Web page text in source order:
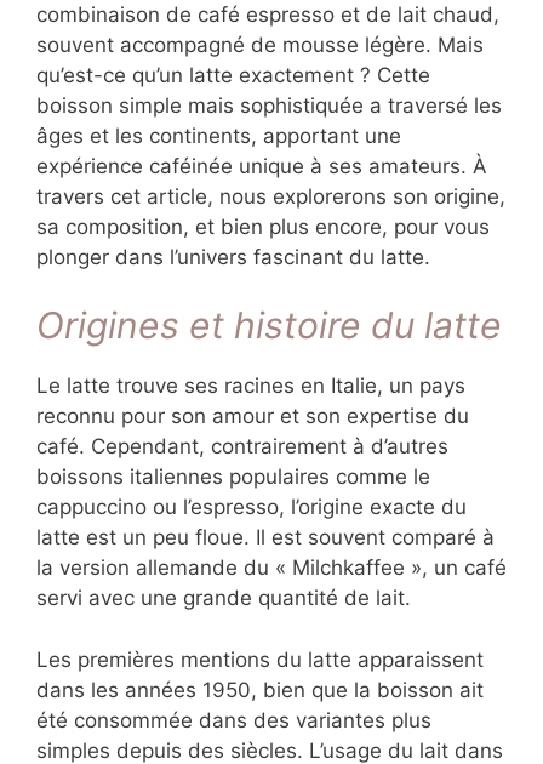
combinaison de café espresso et de lait chaud,
souvent accompagné de mousse légère. Mais
qu’est-ce qu’un latte exactement ? Cette
boisson simple mais sophistiquée a traversé les
âges et les continents, apportant une
expérience caféinée unique à ses amateurs. À
travers cet article, nous explorerons son origine,
sa composition, et bien plus encore, pour vous
plonger dans l’univers fascinant du latte.
Origines et histoire du latte
Le latte trouve ses racines en Italie, un pays
reconnu pour son amour et son expertise du
café. Cependant, contrairement à d’autres
boissons italiennes populaires comme le
cappuccino ou l’espresso, l’origine exacte du
latte est un peu floue. Il est souvent comparé à
la version allemande du « Milchkaffee », un café
servi avec une grande quantité de lait.
Les premières mentions du latte apparaissent
dans les années 1950, bien que la boisson ait
été consommée dans des variantes plus
simples depuis des siècles. L’usage du lait dans